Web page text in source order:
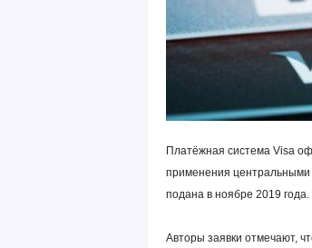
Платёжная система Visa
применения
подана в ноябре 2019 года.
Авторы заявки отмечают,